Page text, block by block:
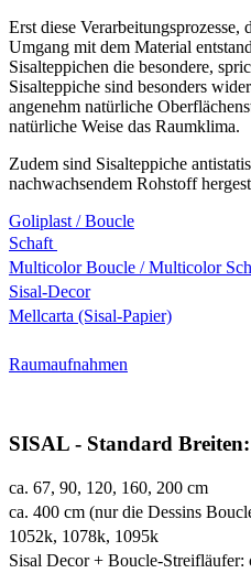
Erst diese
Umgang mit dem Material
Sisalteppichen die besondere,
Sisalteppiche sind besonders
angenehm natürliche
natürliche Weise das Raumklima.
Zudem sind Sisalteppiche
nachwachsendem Rohstoff
Goliplast / Boucle
Schaft
Multicolor Boucle / Multicolor
Sisal-Decor
Mellcarta (Sisal-Papier)
Raumaufnahmen
SISAL - Standard Breiten:
ca. 67, 90, 120, 160, 200 cm
ca. 400 cm (nur die Dessins
1052k, 1078k, 1095k
Sisal Decor + Boucle-Streifläufer: